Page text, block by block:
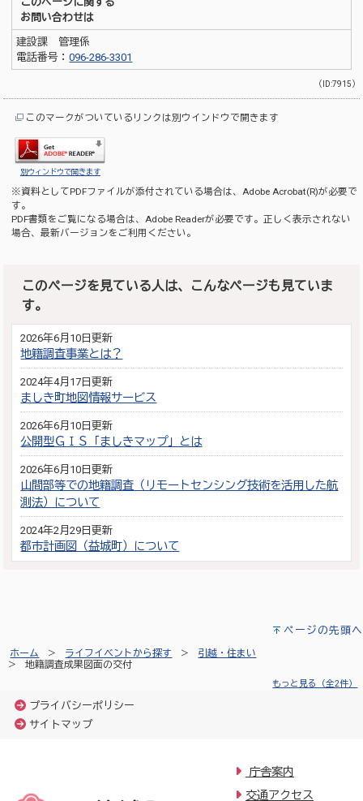
お問い合わせは
建設課 管理係
電話番号：096-286-3301
（ID:7915）
このマークがついているリンクは別ウインドウで開きます
別ウィンドウで開きます
※資料としてPDFファイルが添付されている場合は、Adobe Acrobat(R)が必要で
す。
PDF書類をご覧になる場合は、Adobe Readerが必要です。正しく表示されない
場合、最新バージョンをご利用ください。
このページを見ている人は、こんなページも見ていま
す。
2026年6月10日更新
地籍調査事業とは？
2024年4月17日更新
ましき町地図情報サービス
2026年6月10日更新
公開型ＧＩＳ「ましきマップ」とは
2026年6月10日更新
山間部等での地籍調査（リモートセンシング技術を活用した航
測法）について
2024年2月29日更新
都市計画図（益城町）について
ページの先頭へ
ホーム ライフイベントから探す
引越・住まい
地籍調査成果図面の交付
もっと見る（全2件）
プライバシーポリシー
サイトマップ
庁舎案内
交通アクセス